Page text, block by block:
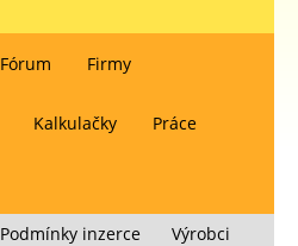
Fórum Firmy
Kalkulačky Práce
Podmínky inzerce Výrobci